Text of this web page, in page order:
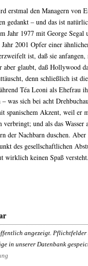
erstmal den Managern von
gedankt – und das ist
Jahr 1977 mit George Segal
Jahr 2001 Opfer einer
ist, daß sie
aber glaubt, daß Hollywood
denn schließlich ist
Téa Leoni als Ehefrau
– was sich bei acht
spanischem Akzent, weil er
und als das
der Nachbarn duschen.
des gesellschaftlichen
wirklich keinen Spaß versteht.
angezeigt. Pflichtfelder
in unserer Datenbank